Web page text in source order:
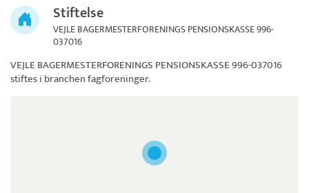
Stiftelse
VEJLE BAGERMESTERFORENINGS PENSIONSKASSE 996-
037016
VEJLE BAGERMESTERFORENINGS PENSIONSKASSE 996-037016
stiftes i branchen fagforeninger.